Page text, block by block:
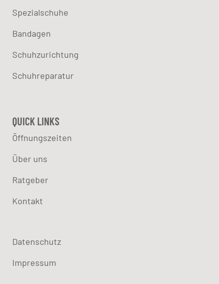
Spezialschuhe
Bandagen
Schuhzurichtung
Schuhreparatur
QUICK LINKS
Öffnungszeiten
Über uns
Ratgeber
Kontakt
Datenschutz
Impressum